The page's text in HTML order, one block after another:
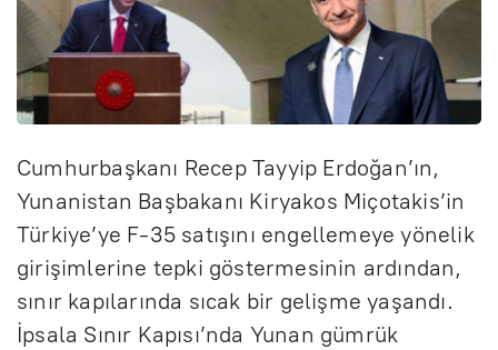
Cumhurbaşkanı Recep Tayyip Erdoğan’ın,
Yunanistan Başbakanı Kiryakos Miçotakis’in
Türkiye’ye F-35 satışını engellemeye yönelik
girişimlerine tepki göstermesinin ardından,
sınır kapılarında sıcak bir gelişme yaşandı.
İpsala Sınır Kapısı’nda Yunan gümrük